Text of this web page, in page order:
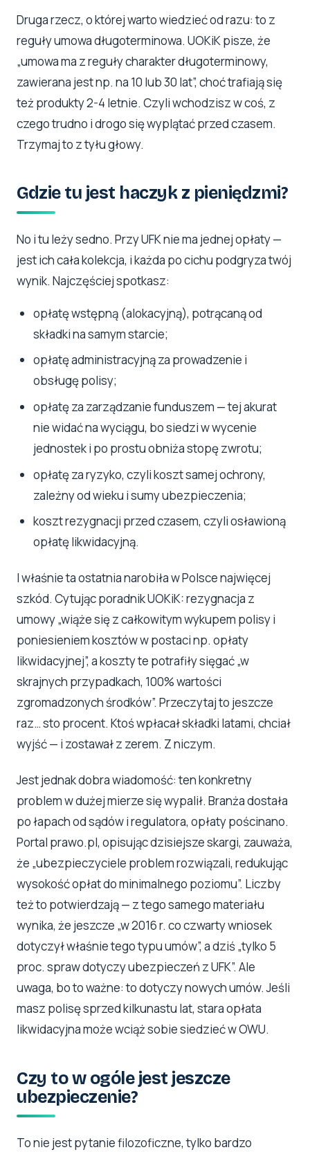
Druga rzecz, o której warto wiedzieć od razu: to z
reguły umowa długoterminowa. UOKiK pisze, że
„umowa ma z reguły charakter długoterminowy,
zawierana jest np. na 10 lub 30 lat”, choć trafiają się
też produkty 2-4 letnie. Czyli wchodzisz w coś, z
czego trudno i drogo się wyplątać przed czasem.
Trzymaj to z tyłu głowy.
Gdzie tu jest haczyk z pieniędzmi?
No i tu leży sedno. Przy UFK nie ma jednej opłaty —
jest ich cała kolekcja, i każda po cichu podgryza twój
wynik. Najczęściej spotkasz:
opłatę wstępną (alokacyjną), potrącaną od
składki na samym starcie;
opłatę administracyjną za prowadzenie i
obsługę polisy;
opłatę za zarządzanie funduszem — tej akurat
nie widać na wyciągu, bo siedzi w wycenie
jednostek i po prostu obniża stopę zwrotu;
opłatę za ryzyko, czyli koszt samej ochrony,
zależny od wieku i sumy ubezpieczenia;
koszt rezygnacji przed czasem, czyli osławioną
opłatę likwidacyjną.
I właśnie ta ostatnia narobiła w Polsce najwięcej
szkód. Cytując poradnik UOKiK: rezygnacja z
umowy „wiąże się z całkowitym wykupem polisy i
poniesieniem kosztów w postaci np. opłaty
likwidacyjnej”, a koszty te potrafiły sięgać „w
skrajnych przypadkach, 100% wartości
zgromadzonych środków”. Przeczytaj to jeszcze
raz… sto procent. Ktoś wpłacał składki latami, chciał
wyjść — i zostawał z zerem. Z niczym.
Jest jednak dobra wiadomość: ten konkretny
problem w dużej mierze się wypalił. Branża dostała
po łapach od sądów i regulatora, opłaty pościnano.
Portal prawo.pl, opisując dzisiejsze skargi, zauważa,
że „ubezpieczyciele problem rozwiązali, redukując
wysokość opłat do minimalnego poziomu”. Liczby
też to potwierdzają — z tego samego materiału
wynika, że jeszcze „w 2016 r. co czwarty wniosek
dotyczył właśnie tego typu umów”, a dziś „tylko 5
proc. spraw dotyczy ubezpieczeń z UFK”. Ale
uwaga, bo to ważne: to dotyczy nowych umów. Jeśli
masz polisę sprzed kilkunastu lat, stara opłata
likwidacyjna może wciąż sobie siedzieć w OWU.
Czy to w ogóle jest jeszcze
ubezpieczenie?
To nie jest pytanie filozoficzne, tylko bardzo